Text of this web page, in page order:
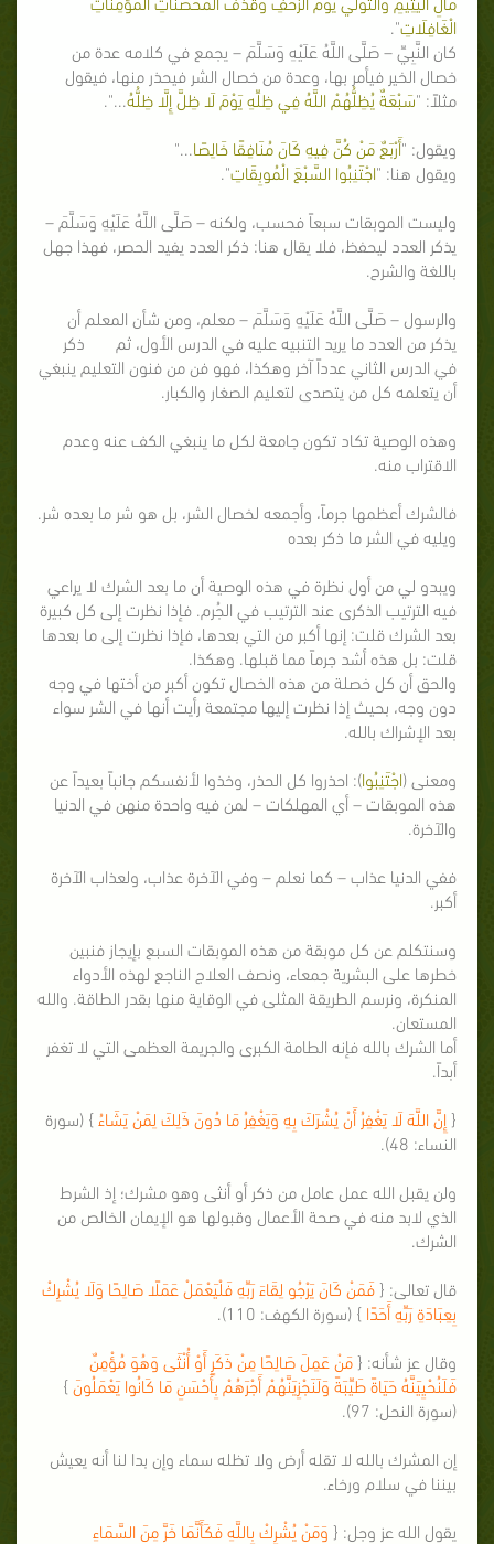
الْغَافِلَاتِ".
كان النَّبِيِّ – صَلَّى اللَّهُ عَلَيْهِ وَسَلَّمَ – يجمع في كلامه عدة من
خصال الخير فيأمر بها، وعدة من خصال الشر فيحذر منها، فيقول
مثلاً: "سَبْعَةٌ يُظِلُّهُمْ اللَّهُ فِي ظِلِّهِ يَوْمَ لَا ظِلَّ إِلَّا ظِلُّهُ...".
ويقول: "أَرْبَعٌ مَنْ كُنَّ فِيهِ كَانَ مُنَافِقًا خَالِصًا..."
ويقول هنا: "اجْتَنِبُوا السَّبْعَ الْمُوبِقَاتِ".
وليست الموبقات سبعاً فحسب، ولكنه – صَلَّى اللَّهُ عَلَيْهِ وَسَلَّمَ –
يذكر العدد ليحفظ، فلا يقال هنا: ذكر العدد يفيد الحصر، فهذا جهل
باللغة والشرح.
والرسول – صَلَّى اللَّهُ عَلَيْهِ وَسَلَّمَ – معلم، ومن شأن المعلم أن
يذكر من العدد ما يريد التنبيه عليه في الدرس الأول، ثم ذكر
في الدرس الثاني عدداً آخر وهكذا، فهو فن من فنون التعليم ينبغي
أن يتعلمه كل من يتصدى لتعليم الصغار والكبار.
وهذه الوصية تكاد تكون جامعة لكل ما ينبغي الكف عنه وعدم
الاقتراب منه.
فالشرك أعظمها جرماً، وأجمعه لخصال الشر، بل هو شر ما بعده شر.
ويليه في الشر ما ذكر بعده
ويبدو لي من أول نظرة في هذه الوصية أن ما بعد الشرك لا يراعي
فيه الترتيب الذكرى عند الترتيب في الجُرم. فإذا نظرت إلى كل كبيرة
بعد الشرك قلت: إنها أكبر من التي بعدها، فإذا نظرت إلى ما بعدها
قلت: بل هذه أشد جرماً مما قبلها. وهكذا.
والحق أن كل خصلة من هذه الخصال تكون أكبر من أختها في وجه
دون وجه، بحيث إذا نظرت إليها مجتمعة رأيت أنها في الشر سواء
بعد الإشراك بالله.
ومعنى (اجْتَنِبُوا): احذروا كل الحذر، وخذوا لأنفسكم جانباً بعيداً عن
هذه الموبقات – أي المهلكات – لمن فيه واحدة منهن في الدنيا
والآخرة.
ففي الدنيا عذاب – كما نعلم – وفي الآخرة عذاب، ولعذاب الآخرة
أكبر.
وسنتكلم عن كل موبقة من هذه الموبقات السبع بإيجاز فنبين
خطرها على البشرية جمعاء، ونصف العلاج الناجع لهذه الأدواء
المنكرة، ونرسم الطريقة المثلى في الوقاية منها بقدر الطاقة. والله
المستعان.
أما الشرك بالله فإنه الطامة الكبرى والجريمة العظمى التي لا تغفر
أبداً.
{ إِنَّ اللَّهَ لَا يَغْفِرُ أَنْ يُشْرَكَ بِهِ وَيَغْفِرُ مَا دُونَ ذَلِكَ لِمَنْ يَشَاءُ } (سورة
النساء: 48).
ولن يقبل الله عمل عامل من ذكر أو أنثى وهو مشرك؛ إذ الشرط
الذي لابد منه في صحة الأعمال وقبولها هو الإيمان الخالص من
الشرك.
قال تعالى: {فَمَنْ كَانَ يَرْجُو لِقَاءَ رَبِّهِ فَلْيَعْمَلْ عَمَلًا صَالِحًا وَلَا يُشْرِكْ
بِعِبَادَةِ رَبِّهِ أَحَدًا } (سورة الكهف: 110).
وقال عز شأنه: {مَنْ عَمِلَ صَالِحًا مِنْ ذَكَرٍ أَوْ أُنْثَى وَهُوَ مُؤْمِنٌ
فَلَنُحْيِيَنَّهُ حَيَاةً طَيِّبَةً وَلَنَجْزِيَنَّهُمْ أَجْرَهُمْ بِأَحْسَنِ مَا كَانُوا يَعْمَلُونَ}
(سورة النحل: 97).
إن المشرك بالله لا تقله أرض ولا تظله سماء وإن بدا لنا أنه يعيش
بيننا في سلام ورخاء.
يقول الله عز وجل: { وَمَنْ يُشْرِكْ بِاللَّهِ فَكَأَنَّمَا خَرَّ مِنَ السَّمَاءِ